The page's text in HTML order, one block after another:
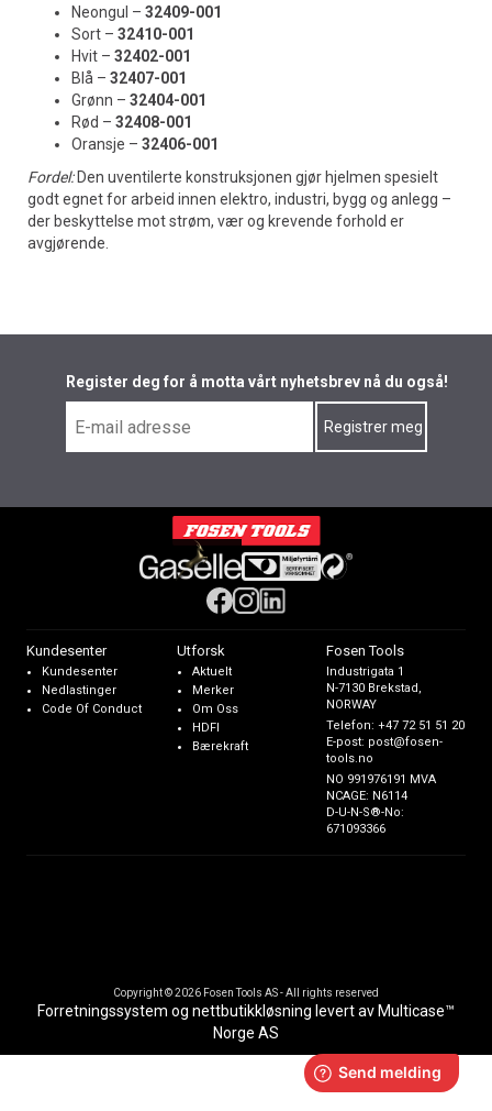
Neongul – 32409-001
Sort – 32410-001
Hvit – 32402-001
Blå – 32407-001
Grønn – 32404-001
Rød – 32408-001
Oransje – 32406-001
Fordel:Den uventilerte konstruksjonen gjør hjelmen spesielt
godt egnet for arbeid innen elektro, industri, bygg og anlegg –
der beskyttelse mot strøm, vær og krevende forhold er
avgjørende.
Register deg for å motta vårt nyhetsbrev nå du også!
Kundesenter
Kundesenter
Nedlastinger
Code Of Conduct
Utforsk
Aktuelt
Merker
Om Oss
HDFI
Bærekraft
Fosen Tools
Industrigata 1
N-7130 Brekstad,
NORWAY
Telefon:+47 72 51 51 20
E-post: post@fosen-
tools.no
NO 991976191 MVA
NCAGE: N6114
D-U-N-S®-No:
671093366
Copyright © 2026 Fosen Tools AS - All rights reserved
Forretningssystem og nettbutikkløsning levert av Multicase™
Norge AS